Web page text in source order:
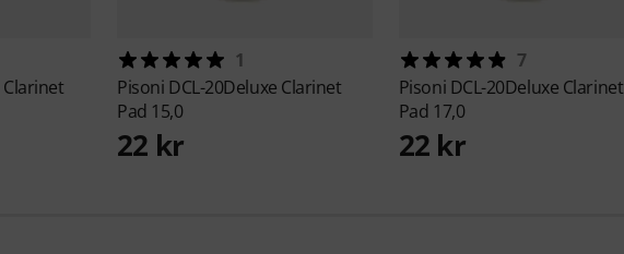
Clarinet
1
Pisoni DCL-20Deluxe Clarinet
Pad 15,0
22 kr
7
Pisoni DCL-20Deluxe Clarinet
Pad 17,0
22 kr